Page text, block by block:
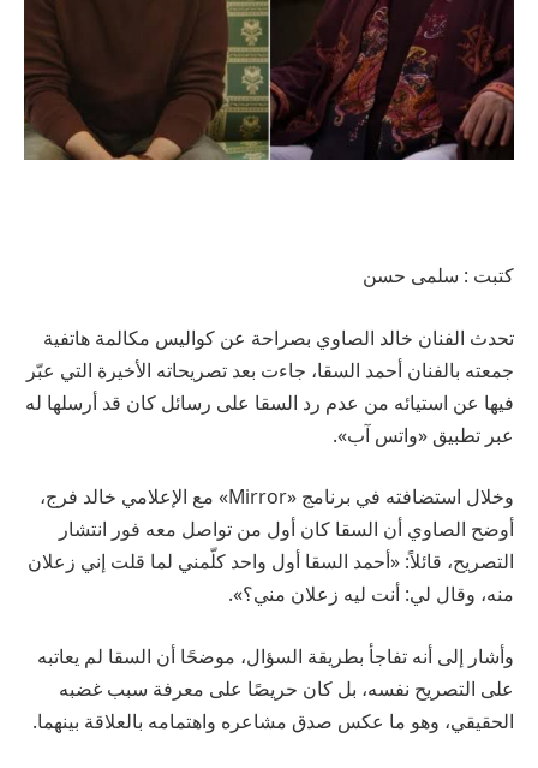
كتبت : سلمى حسن
تحدث الفنان خالد الصاوي بصراحة عن كواليس مكالمة هاتفية
جمعته بالفنان أحمد السقا، جاءت بعد تصريحاته الأخيرة التي عبّر
فيها عن استيائه من عدم رد السقا على رسائل كان قد أرسلها له
عبر تطبيق «واتس آب».
وخلال استضافته في برنامج «Mirror» مع الإعلامي خالد فرج،
أوضح الصاوي أن السقا كان أول من تواصل معه فور انتشار
التصريح، قائلاً: «أحمد السقا أول واحد كلّمني لما قلت إني زعلان
منه، وقال لي: أنت ليه زعلان مني؟».
وأشار إلى أنه تفاجأ بطريقة السؤال، موضحًا أن السقا لم يعاتبه
على التصريح نفسه، بل كان حريصًا على معرفة سبب غضبه
الحقيقي، وهو ما عكس صدق مشاعره واهتمامه بالعلاقة بينهما.